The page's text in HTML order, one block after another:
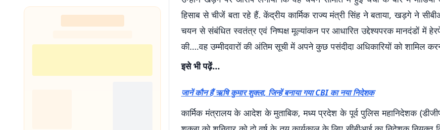
जवाब
हिसाब से चीजें बता रहे हैं. केंद्रीय कार्मिक राज्य मंत्री सिंह ने बताया, खड़गे ने
चयन से संबंधित स्वतंत्र एवं निष्पक्ष मूल्यांकन पर आधारित उद्देश्यपरक मानदंडों में
की….वह उम्मीदवारों की अंतिम सूची में अपने कुछ पसंदीदा अधिकारियों को शामिल
इसे भी पढ़ें…
जानें कौन हैं ऋषि कुमार शुक्ला, जिन्‍हें बनाया गया CBI का नया निदेशक
कार्मिक मंत्रालय के आदेश के मुताबिक, मध्य प्रदेश के पूर्व पुलिस महानिदेशक